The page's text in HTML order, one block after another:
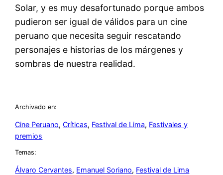
Solar, y es muy desafortunado porque ambos
pudieron ser igual de válidos para un cine
peruano que necesita seguir rescatando
personajes e historias de los márgenes y
sombras de nuestra realidad.
Archivado en:
Cine Peruano, Críticas, Festival de Lima, Festivales y
premios
Temas:
Álvaro Cervantes, Emanuel Soriano, Festival de Lima